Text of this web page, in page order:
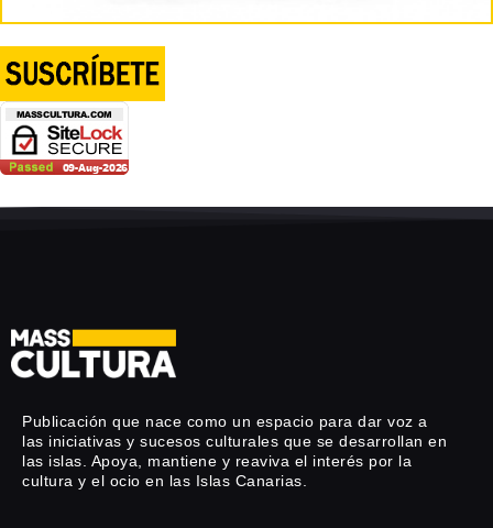
Publicación que nace como un espacio para dar voz a
las iniciativas y sucesos culturales que se desarrollan en
las islas. Apoya, mantiene y reaviva el interés por la
cultura y el ocio en las Islas Canarias.